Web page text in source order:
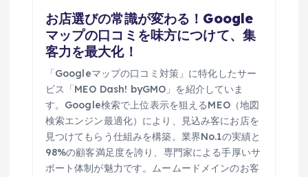
お店選びの常識が変わる！Google
マップの口コミを味方につけて、集
客力を最大化！
「Googleマップの口コミ対策」に特化したサー
ビス「MEO Dash! byGMO」を紹介していま
す。Google検索で上位表示を狙えるMEO（地図
検索エンジン最適化）により、見込み客にお店を
見つけてもらう仕組みを構築。業界No.1の実績と
98%の顧客満足度を誇り、専門家による手厚いサ
ポート体制が魅力です。ムームードメインのお客